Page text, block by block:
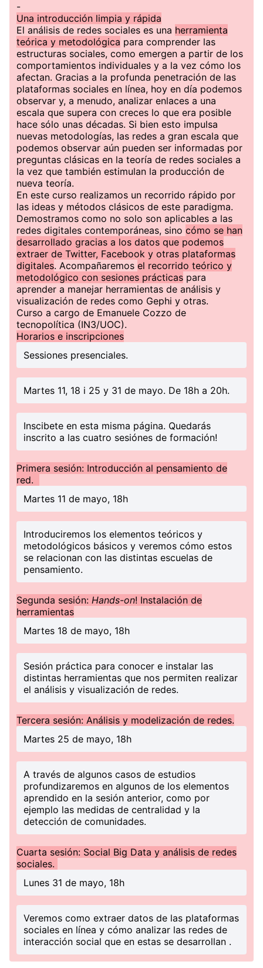
-
Una introducción limpia y rápida
El análisis de redes sociales es una herramienta
teórica y metodológica para comprender las
estructuras sociales, como emergen a partir de los
comportamientos individuales y a la vez cómo los
afectan. Gracias a la profunda penetración de las
plataformas sociales en línea, hoy en día podemos
observar y, a menudo, analizar enlaces a una
escala que supera con creces lo que era posible
hace sólo unas décadas. Si bien esto impulsa
nuevas metodologías, las redes a gran escala que
podemos observar aún pueden ser informadas por
preguntas clásicas en la teoría de redes sociales a
la vez que también estimulan la producción de
nueva teoría.
En este curso realizamos un recorrido rápido por
las ideas y métodos clásicos de este paradigma.
Demostramos como no solo son aplicables a las
redes digitales contemporáneas, sino cómo se han
desarrollado gracias a los datos que podemos
extraer de Twitter, Facebook y otras plataformas
digitales. Acompañaremos el recorrido teórico y
metodológico con sesiones prácticas para
aprender a manejar herramientas de análisis y
visualización de redes como Gephi y otras.
Curso a cargo de Emanuele Cozzo de
tecnopolítica (IN3/UOC).
Horarios e inscripciones
Sessiones presenciales.
Martes 11, 18 i 25 y 31 de mayo. De 18h a 20h.
Inscibete en esta misma página. Quedarás
inscrito a las cuatro sesiónes de formación!
Primera sesión: Introducción al pensamiento de
red.
Martes 11 de mayo, 18h
Introduciremos los elementos teóricos y
metodológicos básicos y veremos cómo estos
se relacionan con las distintas escuelas de
pensamiento.
Segunda sesión: Hands-on! Instalación de
herramientas
Martes 18 de mayo, 18h
Sesión práctica para conocer e instalar las
distintas herramientas que nos permiten realizar
el análisis y visualización de redes.
Tercera sesión: Análisis y modelización de redes.
Martes 25 de mayo, 18h
A través de algunos casos de estudios
profundizaremos en algunos de los elementos
aprendido en la sesión anterior, como por
ejemplo las medidas de centralidad y la
detección de comunidades.
Cuarta sesión: Social Big Data y análisis de redes
sociales.
Lunes 31 de mayo, 18h
Veremos como extraer datos de las plataformas
sociales en línea y cómo analizar las redes de
interacción social que en estas se desarrollan .